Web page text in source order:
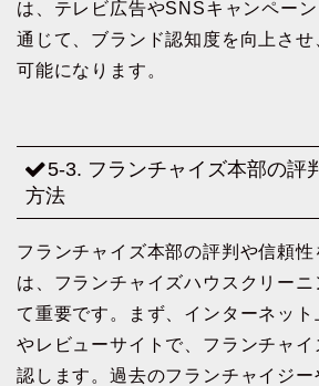
は、テレビ広告やSNSキャンペー
通じて、ブランド認知度を向上さ
可能になります。
5-3. フランチャイズ本部の評
方法
フランチャイズ本部の評判や信頼性
は、フランチャイズハウスクリーニ
て重要です。まず、インターネット
やレビューサイトで、フランチャ
認します。過去のフランチャイジ